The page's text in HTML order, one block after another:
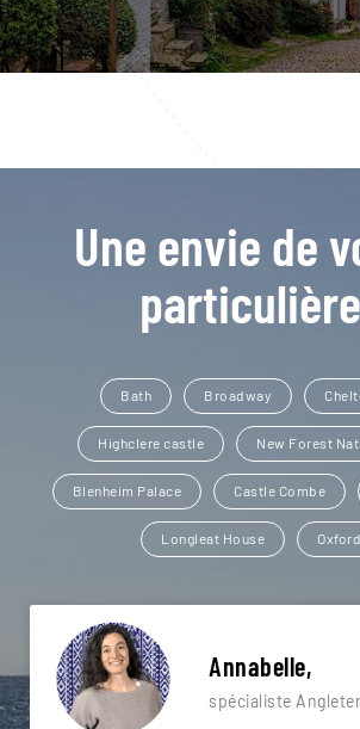
Une envie de
Bath Broadway
Highclere castle New Forest
Blenheim Palace Castle Combe
Longleat House Oxford
Annabelle,
spécialiste